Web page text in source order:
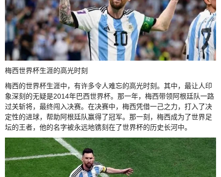
梅西世界杯生涯的高光时刻
梅西的世界杯生涯中，有许多令人难忘的高光时刻。其中，最让人印
象深刻的无疑是2014年巴西世界杯。那一年，梅西带领阿根廷队一路
过关斩将，最终闯入决赛。在决赛中，梅西凭借一己之力，打入了决
定性的进球，帮助阿根廷队赢得了冠军。那一刻，梅西成为了世界足
坛的王者，他的名字被永远地镌刻在了世界杯的历史长河中。